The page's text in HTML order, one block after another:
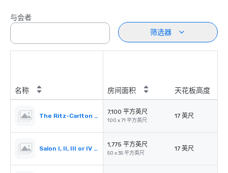
与会者
筛选器
名称 房间面积 天花板高度
The Ritz-Carlton Ballroom
7,100 平方英尺
100 x 71 平方英尺
17 英尺
Salon I, II, III or IV (Ballroom)
1,775 平方英尺
50 x 35 平方英尺
17 英尺